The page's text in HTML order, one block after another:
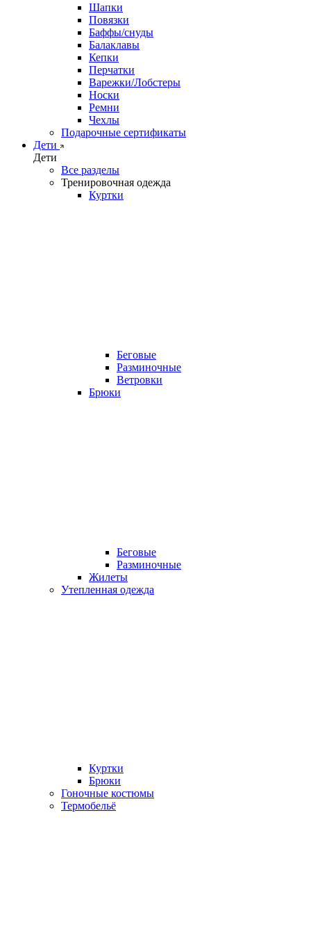
Шапки
Повязки
Баффы/снуды
Балаклавы
Кепки
Перчатки
Варежки/Лобстеры
Носки
Ремни
Чехлы
Подарочные сертификаты
Дети
Дети
Все разделы
Тренировочная одежда
Куртки
Беговые
Разминочные
Ветровки
Брюки
Беговые
Разминочные
Жилеты
Утепленная одежда
Куртки
Брюки
Гоночные костюмы
Термобельё